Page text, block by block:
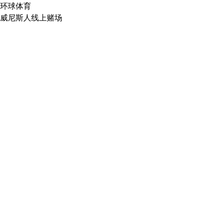
环球体育
威尼斯人线上赌场